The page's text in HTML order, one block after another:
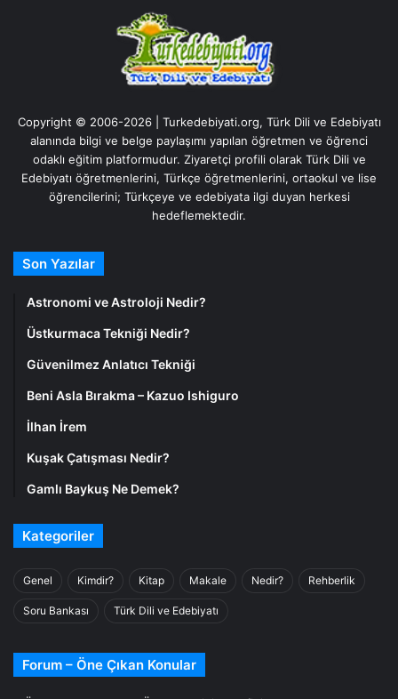
Copyright © 2006-2026 | Turkedebiyati.org, Türk Dili ve Edebiyatı
alanında bilgi ve belge paylaşımı yapılan öğretmen ve öğrenci
odaklı eğitim platformudur. Ziyaretçi profili olarak Türk Dili ve
Edebiyatı öğretmenlerini, Türkçe öğretmenlerini, ortaokul ve lise
öğrencilerini; Türkçeye ve edebiyata ilgi duyan herkesi
hedeflemektedir.
Son Yazılar
Astronomi ve Astroloji Nedir?
Üstkurmaca Tekniği Nedir?
Güvenilmez Anlatıcı Tekniği
Beni Asla Bırakma – Kazuo Ishiguro
İlhan İrem
Kuşak Çatışması Nedir?
Gamlı Baykuş Ne Demek?
Kategoriler
Genel Kimdir? Kitap Makale Nedir? Rehberlik
Soru Bankası Türk Dili ve Edebiyatı
Forum – Öne Çıkan Konular